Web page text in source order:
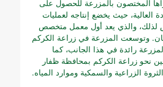
المختصون بالمزرعة للحصول على
العالية، حيث يخضع إنتاجه لعمليات
لذلك، والذي يعد أول معمل متخصص
وتوسعت المزرعة في زراعة الكركم
رائدة في هذا الجانب، كما
نحو زراعة الكركم بمحافظة ظفار
الزراعية والسمكية وموارد المياه.